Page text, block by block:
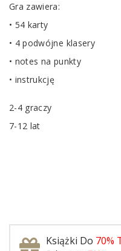
Gra zawiera:
• 54 karty
• 4 podwójne klasery
• notes na punkty
• instrukcję
2-4 graczy
7-12 lat
Książki Do 70%